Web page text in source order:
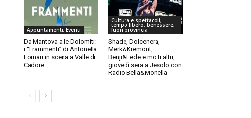
Appuntamenti, Eventi
Da Mantova alle Dolomiti:
i “Frammenti” di Antonella
Fornari in scena a Valle di
Cadore
Cultura e spettacoli,
tempo libero, benessere,
fuori provincia
Shade, Dolcenera,
Merk&Kremont,
Benji&Fede e molti altri,
giovedì sera a Jesolo con
Radio Bella&Monella